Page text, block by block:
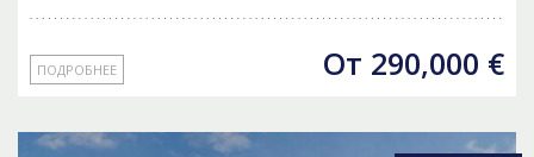
ПОДРОБНЕЕ От 290,000 €